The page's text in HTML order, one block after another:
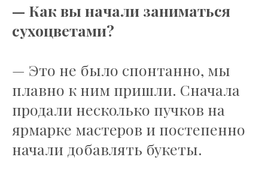
— Как вы начали заниматься
сухоцветами?
— Это не было спонтанно, мы
плавно к ним пришли. Сначала
продали несколько пучков на
ярмарке мастеров и постепенно
начали добавлять букеты.